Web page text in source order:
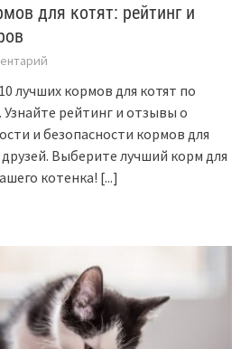
для котят: рейтинг и
лучших кормов для котят по
рейтинг и отзывы о
и безопасности кормов для
Выберите лучший корм для
котенка! [...]